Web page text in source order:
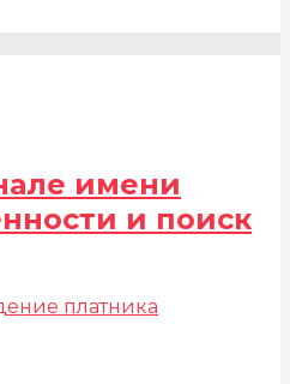
имени
и поиск